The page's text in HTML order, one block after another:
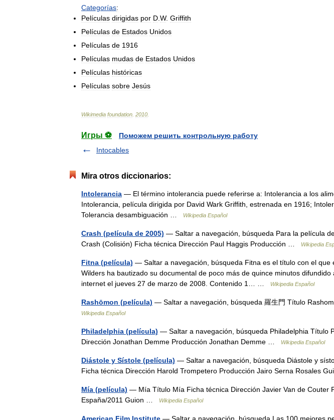
Categorías:
Películas dirigidas por D W. Griffith
Películas de Estados Unidos
Películas de 1916
Películas mudas de Estados Unidos
Películas históricas
Películas sobre Jesús
Wikimedia foundation 2010
Игры ⚽
Поможем решить контрольную работу
Intocables
Mira otros diccionarios:
Intolerancia — El término intolerancia puede referirse a: Intolerancia a los
Intolerancia, película dirigida por David Wark Griffith, estrenada en 1916;
Tolerancia desambiguación …
Wikipedia Español
Crash (película de 2005) — Saltar a navegación, búsqueda Para la película
Crash (Colisión) Ficha técnica Dirección Paul Haggis Producción …
Wikipedia
Fitna (película) — Saltar a navegación, búsqueda Fitna es el título con el que
Wilders ha bautizado su documental de poco más de quince minutos
internet el jueves 27 de marzo de 2008. Contenido 1… …
Wikipedia Español
Rashōmon (película) — Saltar a navegación, búsqueda 羅生門 Título
Wikipedia Español
Philadelphia (película) — Saltar a navegación, búsqueda Philadelphia Título
Dirección Jonathan Demme Producción Jonathan Demme …
Wikipedia Español
Diástole y Sístole (película) — Saltar a navegación, búsqueda Diástole y
Ficha técnica Dirección Harold Trompetero Producción Jairo Serna Rosales
Mía (película) — Mía Título Mía Ficha técnica Dirección Javier Van de Couter
España/2011 Guion …
Wikipedia Español